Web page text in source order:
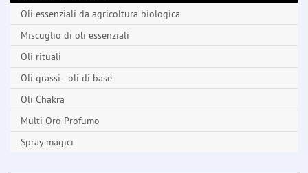
Oli essenziali da agricoltura biologica
Miscuglio di oli essenziali
Oli rituali
Oli grassi - oli di base
Oli Chakra
Multi Oro Profumo
Spray magici